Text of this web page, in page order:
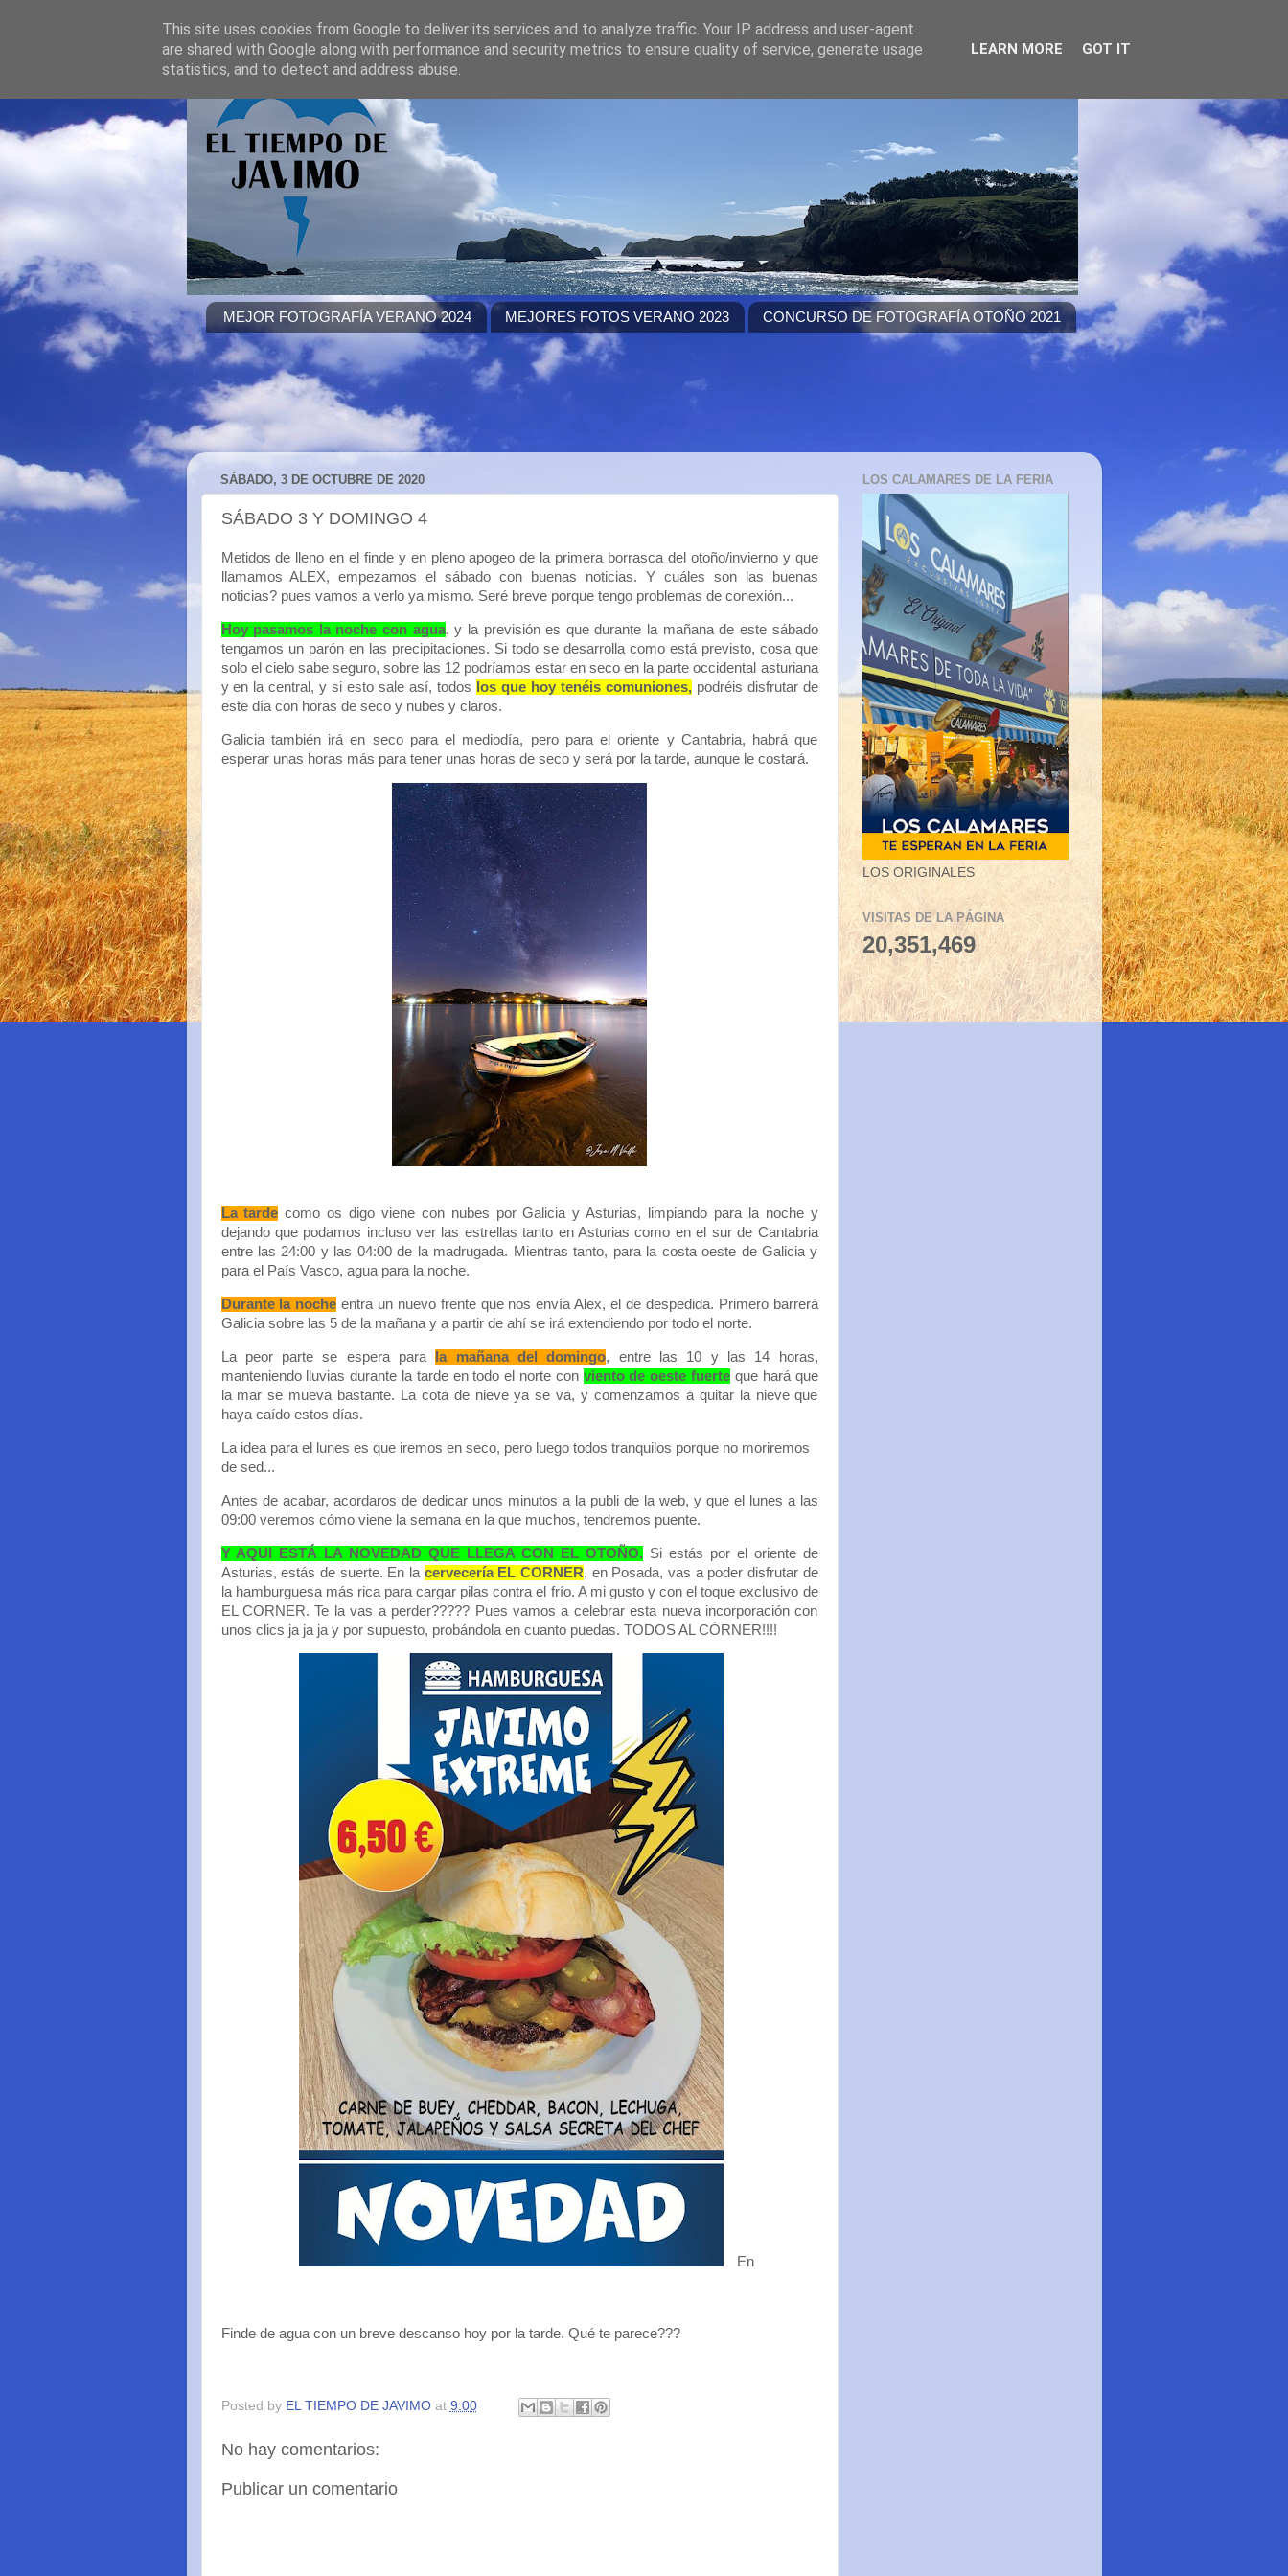
MEJOR FOTOGRAFÍA VERANO 2024 MEJORES FOTOS VERANO 2023 CONCURSO DE FOTOGRAFÍA OTOÑO 2021
SÁBADO, 3 DE OCTUBRE DE 2020
SÁBADO 3 Y DOMINGO 4
Metidos de lleno en el finde y en pleno apogeo de la primera borrasca del otoño/invierno y que
llamamos ALEX, empezamos el sábado con buenas noticias. Y cuáles son las buenas
noticias? pues vamos a verlo ya mismo. Seré breve porque tengo problemas de conexión...
Hoy pasamos la noche con agua, y la previsión es que durante la mañana de este sábado
tengamos un parón en las precipitaciones. Si todo se desarrolla como está previsto, cosa que
solo el cielo sabe seguro, sobre las 12 podríamos estar en seco en la parte occidental asturiana
y en la central, y si esto sale así, todos
los que hoy tenéis comuniones,podréis disfrutar de
este día con horas de seco y nubes y claros.
Galicia también irá en seco para el mediodía, pero para el oriente y Cantabria, habrá que
esperar unas horas más para tener unas horas de seco y será por la tarde, aunque le costará.
La tarde como os digo viene con nubes por Galicia y Asturias, limpiando para la noche y
dejando que podamos incluso ver las estrellas tanto en Asturias como en el sur de Cantabria
entre las 24:00 y las 04:00 de la madrugada. Mientras tanto, para la costa oeste de Galicia y
para el País Vasco, agua para la noche.
Durante la noche entra un nuevo frente que nos envía Alex, el de despedida. Primero barrerá
Galicia sobre las 5 de la mañana y a partir de ahí se irá extendiendo por todo el norte.
La peor parte se espera para la mañana del domingo, entre las 10 y las 14 horas,
manteniendo lluvias durante la tarde en todo el norte con viento de oeste fuerte que hará que
la mar se mueva bastante. La cota de nieve ya se va, y comenzamos a quitar la nieve que
haya caído estos días.
La idea para el lunes es que iremos en seco, pero luego todos tranquilos porque no moriremos
de sed...
Antes de acabar, acordaros de dedicar unos minutos a la publi de la web, y que el lunes a las
09:00 veremos cómo viene la semana en la que muchos, tendremos puente.
Y AQUI ESTÁ LA NOVEDAD QUE LLEGA CON EL OTOÑO. Si estás por el oriente de
Asturias, estás de suerte. En la cervecería EL CORNER, en Posada, vas a poder disfrutar de
la hamburguesa más rica para cargar pilas contra el frío. A mi gusto y con el toque exclusivo de
EL CORNER. Te la vas a perder????? Pues vamos a celebrar esta nueva incorporación con
unos clics ja ja ja y por supuesto, probándola en cuanto puedas. TODOS AL CÓRNER!!!!
En
Finde de agua con un breve descanso hoy por la tarde. Qué te parece???
Posted by EL TIEMPO DE JAVIMO at 9:00
No hay comentarios:
Publicar un comentario
LOS CALAMARES DE LA FERIA
LOS ORIGINALES
VISITAS DE LA PÁGINA
20,351,469
This site uses cookies from Google to deliver its services and to analyze traffic. Your IP address and user-agent
are shared with Google along with performance and security metrics to ensure quality of service, generate usage
statistics, and to detect and address abuse.
LEARN MORE GOT IT